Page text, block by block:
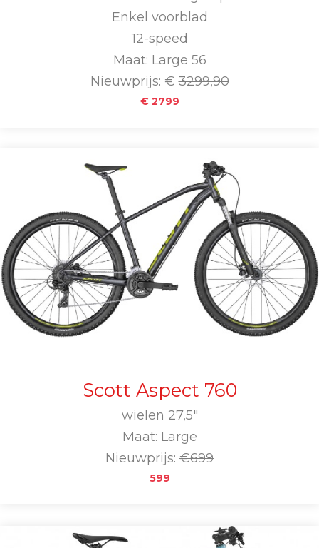
Enkel voorblad
12-speed
Maat: Large 56
Nieuwprijs: €3299,90
€ 2799
Scott Aspect 760
wielen 27,5"
Maat: Large
Nieuwprijs: €699
599